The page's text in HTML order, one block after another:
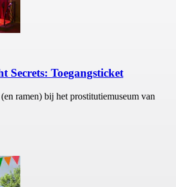
Secrets: Toegangsticket
ramen) bij het prostitutiemuseum van